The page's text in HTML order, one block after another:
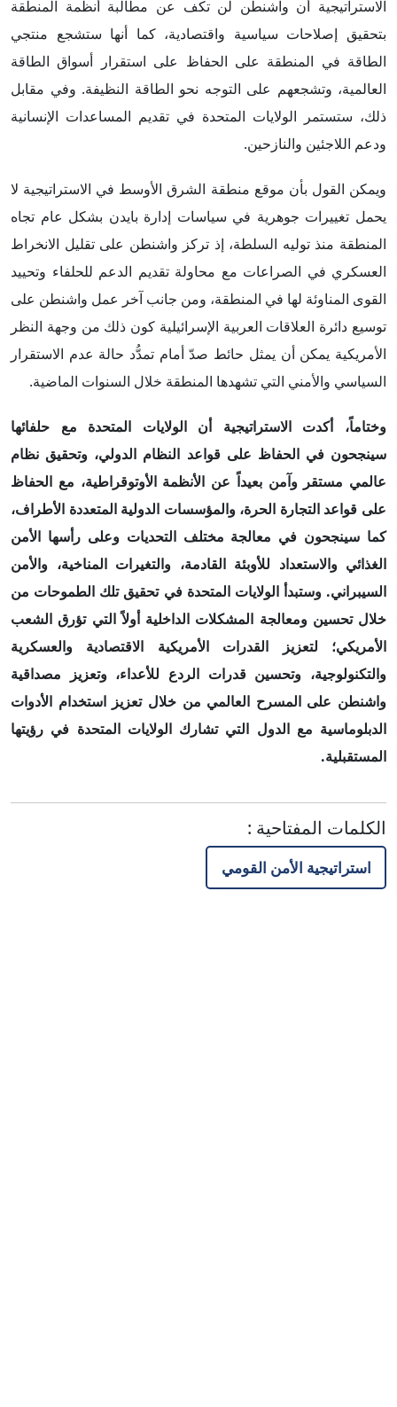
الاستراتيجية أن واشنطن لن تكف عن مطالبة أنظمة المنطقة
بتحقيق إصلاحات سياسية واقتصادية، كما أنها ستشجع منتجي
الطاقة في المنطقة على الحفاظ على استقرار أسواق الطاقة
العالمية، وتشجعهم على التوجه نحو الطاقة النظيفة. وفي مقابل
ذلك، ستستمر الولايات المتحدة في تقديم المساعدات الإنسانية
ودعم اللاجئين والنازحين.
ويمكن القول بأن موقع منطقة الشرق الأوسط في الاستراتيجية لا
يحمل تغييرات جوهرية في سياسات إدارة بايدن بشكل عام تجاه
المنطقة منذ توليه السلطة، إذ تركز واشنطن على تقليل الانخراط
العسكري في الصراعات مع محاولة تقديم الدعم للحلفاء وتحييد
القوى المناوئة لها في المنطقة، ومن جانب آخر عمل واشنطن على
توسيع دائرة العلاقات العربية الإسرائيلية كون ذلك من وجهة النظر
الأمريكية يمكن أن يمثل حائط صدّ أمام تمدُّد حالة عدم الاستقرار
السياسي والأمني التي تشهدها المنطقة خلال السنوات الماضية.
وختاماً، أكدت الاستراتيجية أن الولايات المتحدة مع حلفائها
سينجحون في الحفاظ على قواعد النظام الدولي، وتحقيق نظام
عالمي مستقر وآمن بعيداً عن الأنظمة الأوتوقراطية، مع الحفاظ
على قواعد التجارة الحرة، والمؤسسات الدولية المتعددة الأطراف،
كما سينجحون في معالجة مختلف التحديات وعلى رأسها الأمن
الغذائي والاستعداد للأوبئة القادمة، والتغيرات المناخية، والأمن
السيبراني. وستبدأ الولايات المتحدة في تحقيق تلك الطموحات من
خلال تحسين ومعالجة المشكلات الداخلية أولاً التي تؤرق الشعب
الأمريكي؛ لتعزيز القدرات الأمريكية الاقتصادية والعسكرية
والتكنولوجية، وتحسين قدرات الردع للأعداء، وتعزيز مصداقية
واشنطن على المسرح العالمي من خلال تعزيز استخدام الأدوات
الدبلوماسية مع الدول التي تشارك الولايات المتحدة في رؤيتها
المستقبلية.
الكلمات المفتاحية :
استراتيجية الأمن القومي